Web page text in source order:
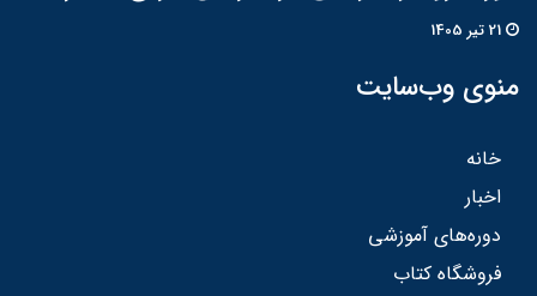
منوی وب‌سایت
خانه
اخبار
دوره‌های آموزشی
فروشگاه کتاب